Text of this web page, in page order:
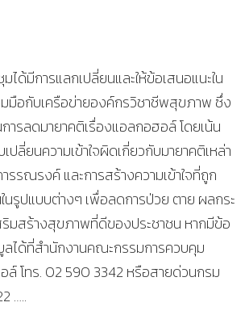
ได้มีการแลกเปลี่ยนและให้ข้อเสนอแนะใน
มมือกับเครือข่ายองค์กรวิชาชีพสุขภาพ ซึ่ง
รลดมายาคติเรื่องแอลกอฮอล์ โดยเน้น
ปลี่ยนความเข้าใจผิดเกี่ยวกับมายาคติเหล่า
รรณรงค์ และการสร้างความเข้าใจที่ถูก
นรูปแบบต่างๆ เพื่อลดการป่วย ตาย ผลกระ
มสร้างสุขภาพที่ดีของประชาชน หากมีข้อ
ได้ที่สำนักงานคณะกรรมการควบคุม
ล์ โทร. 02 590 3342 หรือสายด่วนกรม
…..